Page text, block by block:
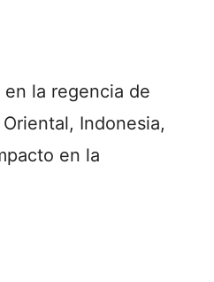
la regencia de
Indonesia,
en la